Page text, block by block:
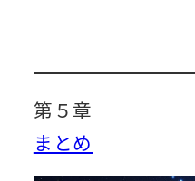
第５章
まとめ